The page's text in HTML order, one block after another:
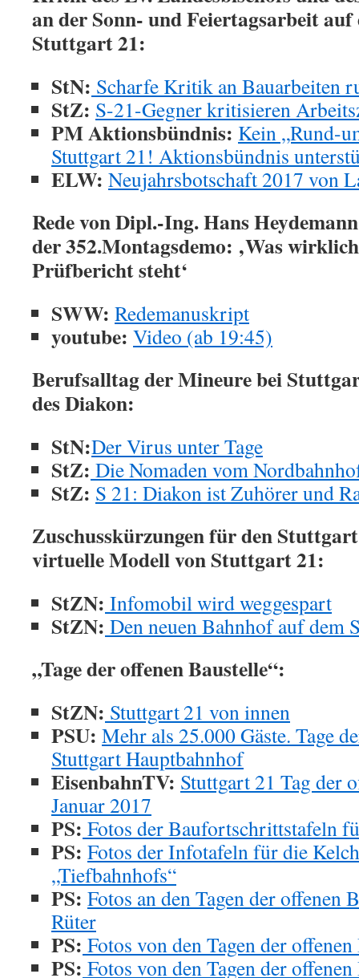
an der Sonn- und Feiertagsarbeit
Stuttgart 21:
StN: Scharfe Kritik an Bauarbeiten
StZ: S-21-Gegner kritisieren
PM Aktionsbündnis: Kein „Rund-
Stuttgart 21! Aktionsbündnis
ELW: Neujahrsbotschaft 2017 von
Rede von Dipl.-Ing. Hans
der 352.Montagsdemo: ‚Was
Prüfbericht steht‘
SWW: Redemanuskript
youtube: Video (ab 19:45)
Berufsalltag der Mineure bei
des Diakon:
StN:Der Virus unter Tage
StZ: Die Nomaden vom
StZ: S 21: Diakon ist Zuhörer und
Zuschusskürzungen für den
virtuelle Modell von Stuttgart 21:
StZN: Infomobil wird weggespart
StZN: Den neuen Bahnhof auf dem
„Tage der offenen Baustelle“:
StZN: Stuttgart 21 von innen
PSU: Mehr als 25.000 Gäste. Tage
Stuttgart Hauptbahnhof
EisenbahnTV: Stuttgart 21 Tag der
Januar 2017
PS: Fotos der Baufortschrittstafeln
PS: Fotos der Infotafeln für die
„Tiefbahnhofs“
PS: Fotos an den Tagen der offenen
Rüter
PS: Fotos von den Tagen der
PS: Fotos von den Tagen der